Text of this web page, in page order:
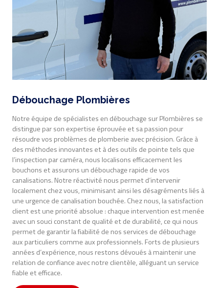
Débouchage Plombières
Notre équipe de spécialistes en débouchage sur Plombières se
distingue par son expertise éprouvée et sa passion pour
résoudre vos problèmes de plomberie avec précision. Grâce à
des méthodes innovantes et à des outils de pointe tels que
l’inspection par caméra, nous localisons efficacement les
bouchons et assurons un débouchage rapide de vos
canalisations. Notre réactivité nous permet d’intervenir
localement chez vous, minimisant ainsi les désagréments liés à
une urgence de canalisation bouchée. Chez nous, la satisfaction
client est une priorité absolue : chaque intervention est menée
avec un souci constant de qualité et de durabilité, ce qui nous
permet de garantir la fiabilité de nos services de débouchage
aux particuliers comme aux professionnels. Forts de plusieurs
années d’expérience, nous restons dévoués à maintenir une
relation de confiance avec notre clientèle, alléguant un service
fiable et efficace.